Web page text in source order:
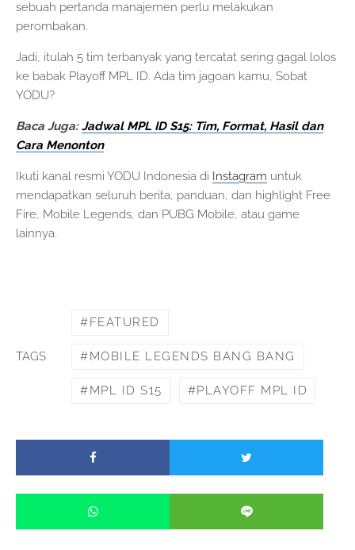
sebuah pertanda manajemen perlu melakukan
perombakan.
Jadi, itulah 5 tim terbanyak yang tercatat sering gagal lolos
ke babak Playoff MPL ID. Ada tim jagoan kamu, Sobat
YODU?
Baca Juga:Jadwal MPL ID S15: Tim, Format, Hasil dan
Cara Menonton
Ikuti kanal resmi YODU Indonesia di Instagram untuk
mendapatkan seluruh berita, panduan, dan highlight Free
Fire, Mobile Legends, dan PUBG Mobile, atau game
lainnya.
TAGS
FEATURED
MOBILE LEGENDS BANG BANG
MPL ID S15 PLAYOFF MPL ID